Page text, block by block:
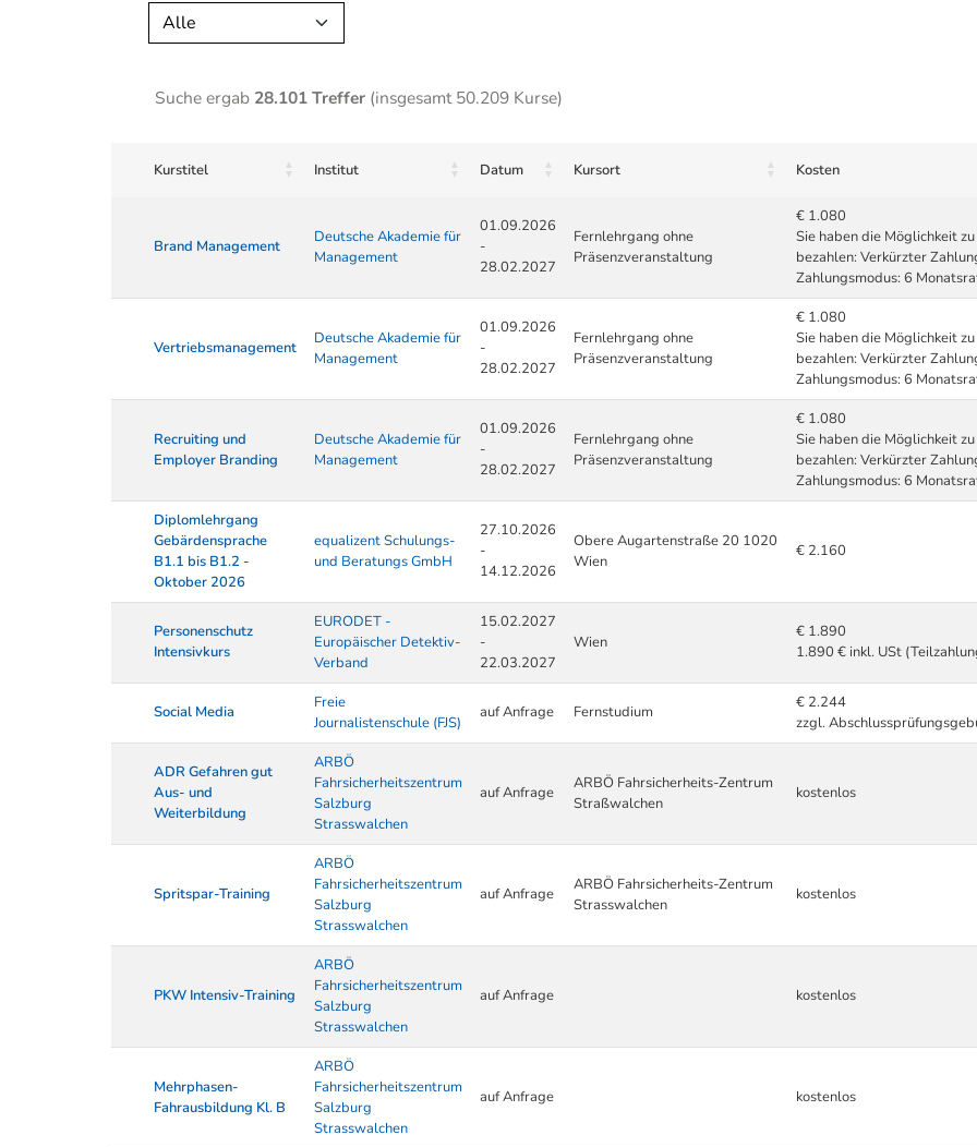
Alle
Suche ergab 28.101 Treffer (insgesamt 50.209 Kurse)
Kurstitel Institut Datum Kursort Kosten
Brand Management
Deutsche Akademie für
Management
01.09.2026
-
28.02.2027
Fernlehrgang ohne
Präsenzveranstaltung
€ 1.080
Sie haben die Möglichkeit
bezahlen: Verkürzter
Zahlungsmodus: 6
Vertriebsmanagement
Deutsche Akademie für
Management
01.09.2026
-
28.02.2027
Fernlehrgang ohne
Präsenzveranstaltung
€ 1.080
Sie haben die Möglichkeit
bezahlen: Verkürzter
Zahlungsmodus: 6
Recruiting und
Employer Branding
Deutsche Akademie für
Management
01.09.2026
-
28.02.2027
Fernlehrgang ohne
Präsenzveranstaltung
€ 1.080
Sie haben die Möglichkeit
bezahlen: Verkürzter
Zahlungsmodus: 6
Diplomlehrgang
Gebärdensprache
B1.1 bis B1.2 -
Oktober 2026
equalizent Schulungs-
und Beratungs GmbH
27.10.2026
-
14.12.2026
Obere Augartenstraße 20 1020
Wien
€ 2.160
Personenschutz
Intensivkurs
EURODET -
Europäischer Detektiv-
Verband
15.02.2027
-
22.03.2027
Wien
€ 1.890
1.890 € inkl. USt
Social Media
Freie
Journalistenschule (FJS)
auf Anfrage Fernstudium
€ 2.244
zzgl.
ADR Gefahren gut
Aus- und
Weiterbildung
ARBÖ
Fahrsicherheitszentrum
Salzburg
Strasswalchen
auf Anfrage
ARBÖ Fahrsicherheits-Zentrum
Straßwalchen
kostenlos
Spritspar-Training
ARBÖ
Fahrsicherheitszentrum
Salzburg
Strasswalchen
auf Anfrage
ARBÖ Fahrsicherheits-Zentrum
Strasswalchen
kostenlos
PKW Intensiv-Training
ARBÖ
Fahrsicherheitszentrum
Salzburg
Strasswalchen
auf Anfrage kostenlos
Mehrphasen-
Fahrausbildung Kl. B
ARBÖ
Fahrsicherheitszentrum
Salzburg
Strasswalchen
auf Anfrage kostenlos